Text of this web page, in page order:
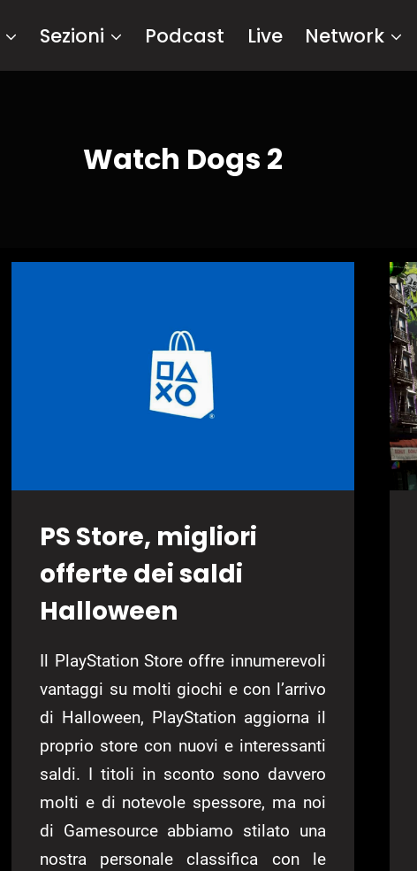
Sezioni Podcast Live Network
Watch Dogs 2
PS Store, migliori
offerte dei saldi
Halloween
Il PlayStation Store offre innumerevoli
vantaggi su molti giochi e con l’arrivo
di Halloween, PlayStation aggiorna il
proprio store con nuovi e interessanti
saldi. I titoli in sconto sono davvero
molti e di notevole spessore, ma noi
di Gamesource abbiamo stilato una
nostra personale classifica con le